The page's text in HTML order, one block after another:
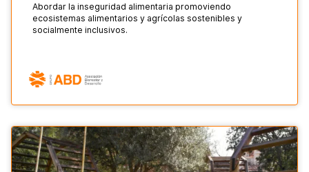
Abordar la inseguridad alimentaria promoviendo
ecosistemas alimentarios y agrícolas sostenibles y
socialmente inclusivos.